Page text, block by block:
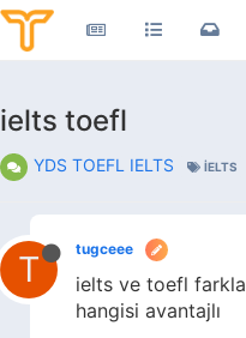
ielts toefl
YDS TOEFL IELTS IELTS
T tugceee
ielts ve toefl
hangisi avantajlı